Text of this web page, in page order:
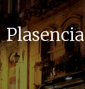
Plasencia